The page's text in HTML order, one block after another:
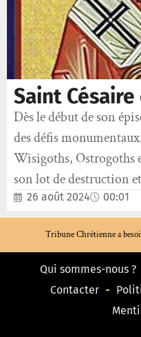
Saint Césaire
Dès le début de son
des défis
Wisigoths, Ostrogoths
son lot de destruction
26 août 2024 00:01
Tribune Chrétienne a
Qui sommes-nous ?
Contacter